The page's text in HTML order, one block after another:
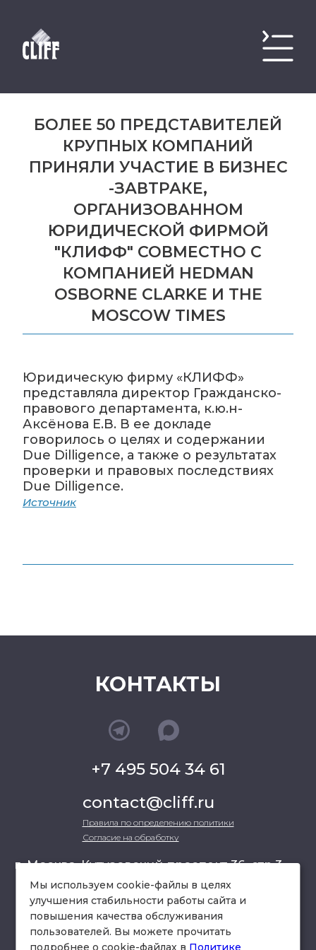
БОЛЕЕ 50 ПРЕДСТАВИТЕЛЕЙ
КРУПНЫХ КОМПАНИЙ
ПРИНЯЛИ УЧАСТИЕ В БИЗНЕС
-ЗАВТРАКЕ,
ОРГАНИЗОВАННОМ
ЮРИДИЧЕСКОЙ ФИРМОЙ
"КЛИФФ" СОВМЕСТНО С
КОМПАНИЕЙ HEDMAN
OSBORNE CLARKE И THE
MOSCOW TIMES
Юридическую фирму «КЛИФФ»
представляла директор Гражданско-
правового департамента, к.ю.н-
Аксёнова Е.В. В ее докладе
говорилось о целях и содержании
Due Dilligence, а также о результатах
проверки и правовых последствиях
Due Dilligence.
Источник
КОНТАКТЫ
+7 495 504 34 61
contact@cliff.ru
Правила по определению политики
Согласие на обработку
г. Москва, Кутузовский проспект 36, стр.3 ,
офис 301
схема проезда
Мы используем cookie-файлы в целях
улучшения стабильности работы сайта и
повышения качества обслуживания
пользователей. Вы можете прочитать
подробнее о cookie-файлах в Политике